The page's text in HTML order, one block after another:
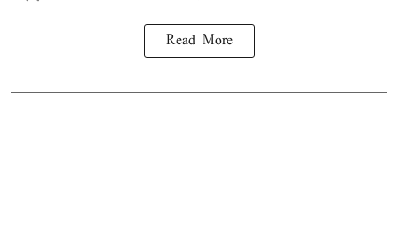
Read More